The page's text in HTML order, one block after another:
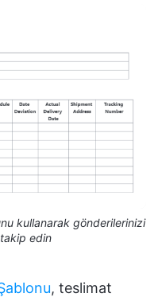
kullanarak gönderilerinizi
edin
, teslimat